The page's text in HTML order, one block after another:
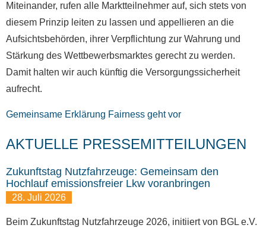
Miteinander, rufen alle Marktteilnehmer auf, sich stets von
diesem Prinzip leiten zu lassen und appellieren an die
Aufsichtsbehörden, ihrer Verpflichtung zur Wahrung und
Stärkung des Wettbewerbsmarktes gerecht zu werden.
Damit halten wir auch künftig die Versorgungssicherheit
aufrecht.
Gemeinsame Erklärung Fairness geht vor
AKTUELLE PRESSEMITTEILUNGEN
Zukunftstag Nutzfahrzeuge: Gemeinsam den
Hochlauf emissionsfreier Lkw voranbringen
28. Juli 2026
Beim Zukunftstag Nutzfahrzeuge 2026, initiiert von BGL e.V.